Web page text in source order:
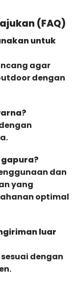
(FAQ)
untuk
agar
dengan
dan
yang
optimal
luar
dengan